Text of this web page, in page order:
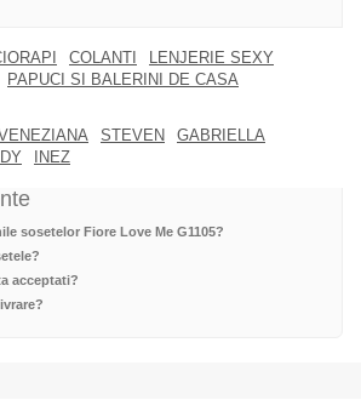
COLANTI
LENJERIE SEXY
PAPUCI SI BALERINI DE CASA
STEVEN
GABRIELLA
INEZ
sosetelor Fiore Love Me G1105?
acceptati?